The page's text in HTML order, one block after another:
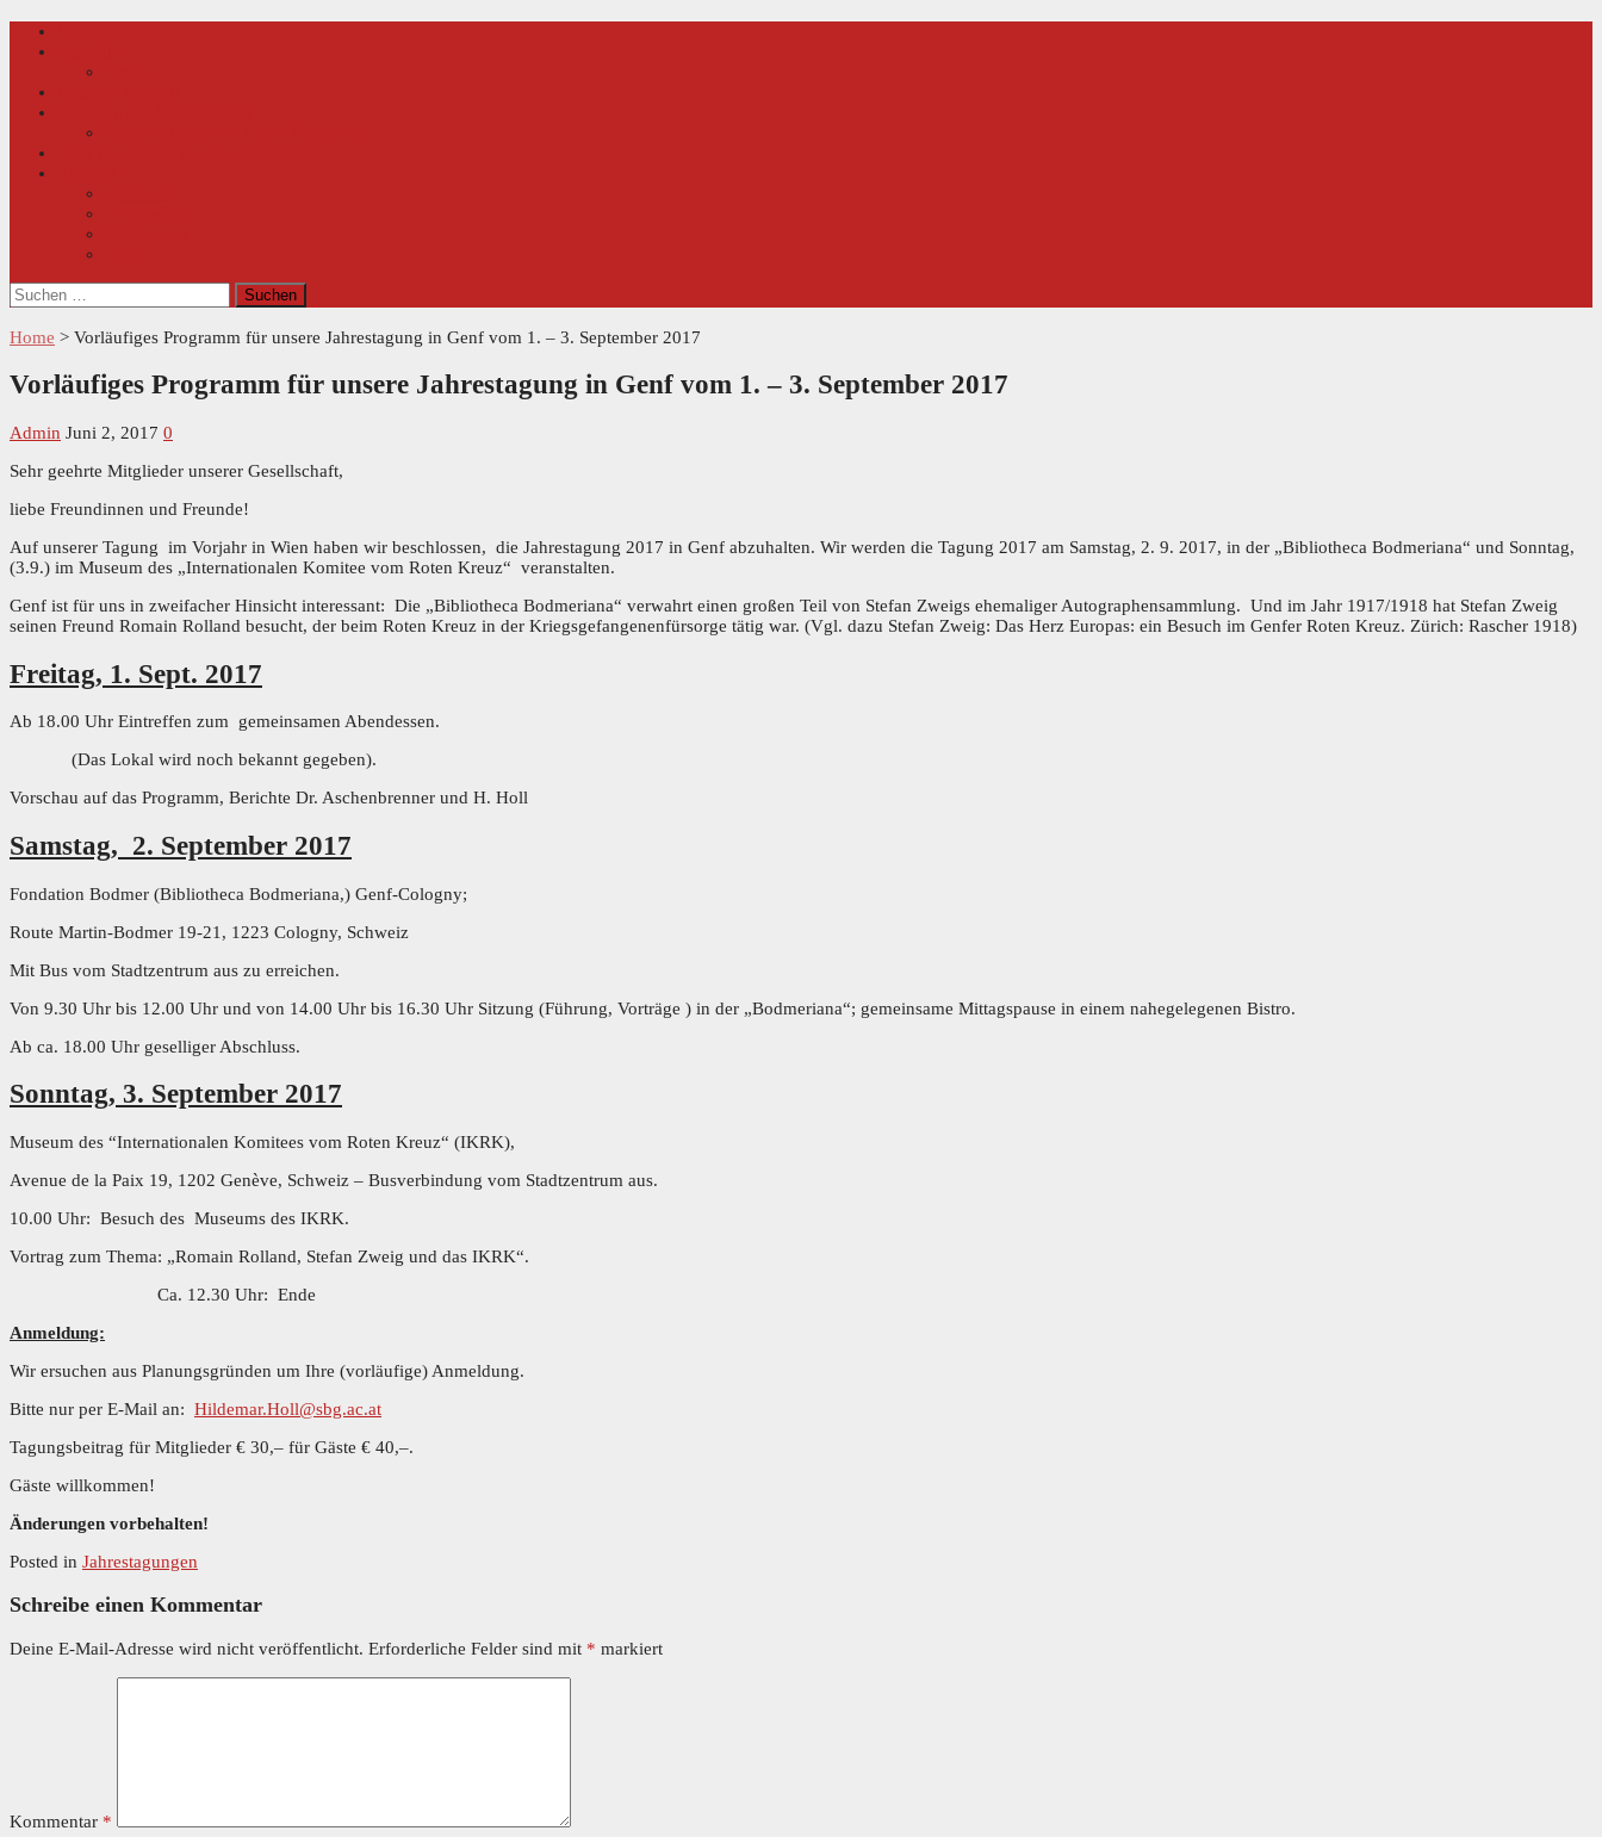
Skip
Primary
Menu
Suchen
nach:
Home > Vorläufiges Programm für unsere Jahrestagung in Genf vom 1. – 3. September 2017
Vorläufiges Programm für unsere Jahrestagung in Genf vom 1. – 3. September 2017
Admin Juni 2, 2017 0
Sehr geehrte Mitglieder unserer Gesellschaft,
liebe Freundinnen und Freunde!
Auf unserer Tagung im Vorjahr in Wien haben wir beschlossen, die Jahrestagung 2017 in Genf abzuhalten. Wir werden die Tagung 2017 am Samstag, 2. 9. 2017, in der „Bibliotheca Bodmeriana“ und Sonntag,
(3.9.) im Museum des „Internationalen Komitee vom Roten Kreuz“ veranstalten.
Genf ist für uns in zweifacher Hinsicht interessant: Die „Bibliotheca Bodmeriana“ verwahrt einen großen Teil von Stefan Zweigs ehemaliger Autographensammlung. Und im Jahr 1917/1918 hat Stefan Zweig
seinen Freund Romain Rolland besucht, der beim Roten Kreuz in der Kriegsgefangenenfürsorge tätig war. (Vgl. dazu Stefan Zweig: Das Herz Europas: ein Besuch im Genfer Roten Kreuz. Zürich: Rascher 1918)
Freitag, 1. Sept. 2017
Ab 18.00 Uhr Eintreffen zum gemeinsamen Abendessen.
(Das Lokal wird noch bekannt gegeben).
Vorschau auf das Programm, Berichte Dr. Aschenbrenner und H. Holl
Samstag, 2. September 2017
Fondation Bodmer (Bibliotheca Bodmeriana,) Genf-Cologny;
Route Martin-Bodmer 19-21, 1223 Cologny, Schweiz
Mit Bus vom Stadtzentrum aus zu erreichen.
Von 9.30 Uhr bis 12.00 Uhr und von 14.00 Uhr bis 16.30 Uhr Sitzung (Führung, Vorträge ) in der „Bodmeriana“; gemeinsame Mittagspause in einem nahegelegenen Bistro.
Ab ca. 18.00 Uhr geselliger Abschluss.
Sonntag, 3. September 2017
Museum des “Internationalen Komitees vom Roten Kreuz“ (IKRK),
Avenue de la Paix 19, 1202 Genève, Schweiz – Busverbindung vom Stadtzentrum aus.
10.00 Uhr: Besuch des Museums des IKRK.
Vortrag zum Thema: „Romain Rolland, Stefan Zweig und das IKRK“.
Ca. 12.30 Uhr: Ende
Anmeldung:
Wir ersuchen aus Planungsgründen um Ihre (vorläufige) Anmeldung.
Bitte nur per E-Mail an: Hildemar.Holl@sbg.ac.at
Tagungsbeitrag für Mitglieder € 30,– für Gäste € 40,–.
Gäste willkommen!
Änderungen vorbehalten!
Posted in Jahrestagungen
Schreibe einen Kommentar
Deine E-Mail-Adresse wird nicht veröffentlicht. Erforderliche Felder sind mit * markiert
Kommentar *